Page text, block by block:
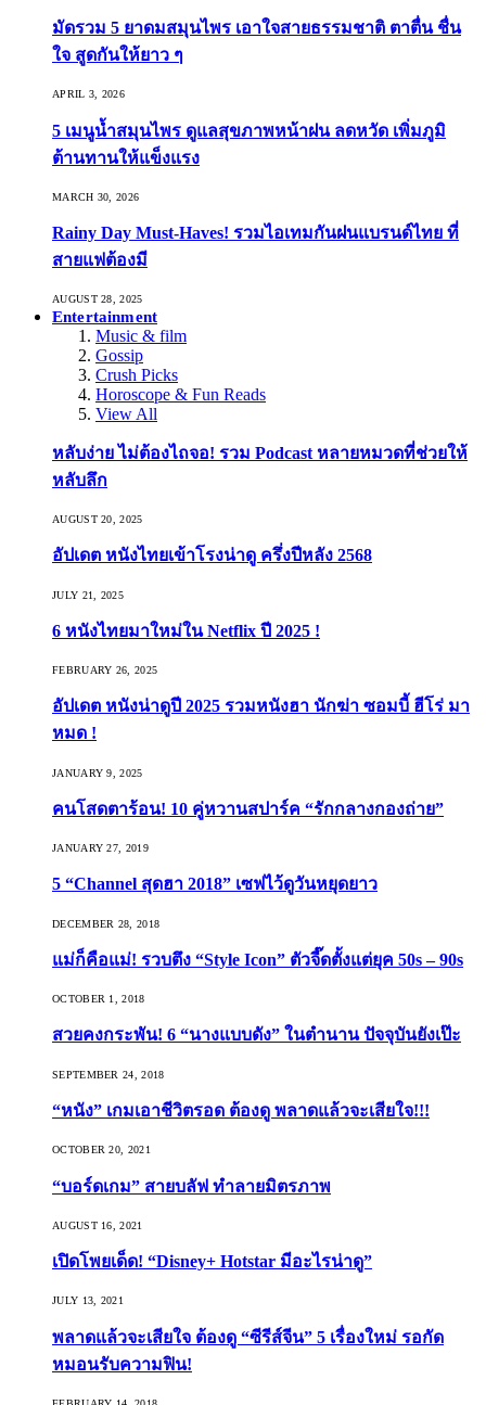
มัดรวม 5 ยาดมสมุนไพร เอาใจสายธรรมชาติ ตาตื่น ชื่น
ใจ สูดกันให้ยาว ๆ
APRIL 3, 2026
5 เมนูน้ำสมุนไพร ดูแลสุขภาพหน้าฝน ลดหวัด เพิ่มภูมิ
ต้านทานให้แข็งแรง
MARCH 30, 2026
Rainy Day Must-Haves! รวมไอเทมกันฝนแบรนด์ไทย ที่
สายแฟต้องมี
AUGUST 28, 2025
Entertainment
Music & film
Gossip
Crush Picks
Horoscope & Fun Reads
View All
หลับง่าย ไม่ต้องไถจอ! รวม Podcast หลายหมวดที่ช่วยให้
หลับลึก
AUGUST 20, 2025
อัปเดต หนังไทยเข้าโรงน่าดู ครึ่งปีหลัง 2568
JULY 21, 2025
6 หนังไทยมาใหม่ใน Netflix ปี 2025 !
FEBRUARY 26, 2025
อัปเดต หนังน่าดูปี 2025 รวมหนังฮา นักฆ่า ซอมบี้ ฮีโร่ มา
หมด !
JANUARY 9, 2025
คนโสดตาร้อน! 10 คู่หวานสปาร์ค “รักกลางกองถ่าย”
JANUARY 27, 2019
5 “Channel สุดฮา 2018” เซฟไว้ดูวันหยุดยาว
DECEMBER 28, 2018
แม่ก็คือแม่! รวบตึง “Style Icon” ตัวจี๊ดตั้งแต่ยุค 50s – 90s
OCTOBER 1, 2018
สวยคงกระพัน! 6 “นางแบบดัง” ในตำนาน ปัจจุบันยังเป๊ะ
SEPTEMBER 24, 2018
“หนัง” เกมเอาชีวิตรอด ต้องดู พลาดแล้วจะเสียใจ!!!
OCTOBER 20, 2021
“บอร์ดเกม” สายบลัฟ ทำลายมิตรภาพ
AUGUST 16, 2021
เปิดโพยเด็ด! “Disney+ Hotstar มีอะไรน่าดู”
JULY 13, 2021
พลาดแล้วจะเสียใจ ต้องดู “ซีรีส์จีน” 5 เรื่องใหม่ รอกัด
หมอนรับความฟิน!